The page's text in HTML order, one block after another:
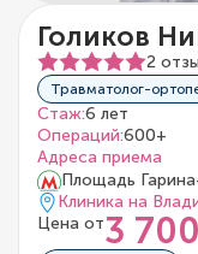
Голиков
2
Травматолог-
Стаж:6 лет
Операций:600+
Адреса приема
Площадь
Клиника на
Цена от3